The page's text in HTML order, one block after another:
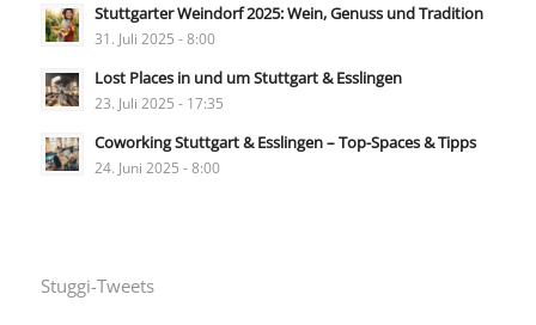
Stuttgarter Weindorf 2025: Wein, Genuss und Tradition
31. Juli 2025 - 8:00
Lost Places in und um Stuttgart & Esslingen
23. Juli 2025 - 17:35
Coworking Stuttgart & Esslingen – Top-Spaces & Tipps
24. Juni 2025 - 8:00
Stuggi-Tweets